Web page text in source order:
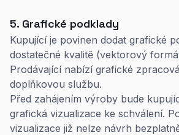
5. Grafické podklady
Kupující je povinen dodat grafické
dostatečné kvalitě (vektorový
Prodávající nabízí grafické
doplňkovou službu.
Před zahájením výroby bude
grafická vizualizace ke schválení.
vizualizace již nelze návrh